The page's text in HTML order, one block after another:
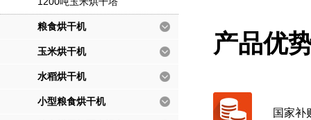
粮食烘干机
玉米烘干机
水稻烘干机
小型粮食烘干机
产品优
国家补